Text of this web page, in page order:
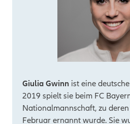
Giulia Gwinn ist eine
2019 spielt sie beim FC
Nationalmannschaft, zu
Februar ernannt wurde. Sie